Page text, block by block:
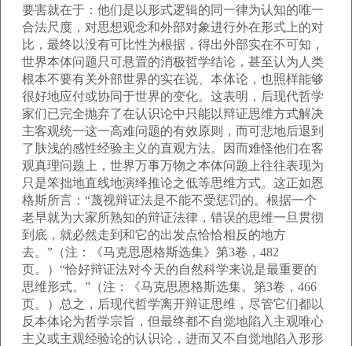
要害就在于：他们是以形式逻辑的同一律为认知的唯一
合法尺度，对思想观念和外部对象进行外在形式上的对
比，最终以没有可比性为根据，得出外部实在不可知，
世界本体问题只可悬置的消极哲学结论，甚至认为人类
根本不要有关外部世界的实在说、本体论，也照样能够
很好地应付或协同于世界的变化。这表明，后现代哲学
家们已完全抛弃了在认识论中只能以辩证思维方式解决
主客观统一这一高难问题的有效原则，而可悲地后退到
了肤浅的感性经验主义的直观方法。因而难怪他们在客
观真理问题上，世界万事万物之本体问题上往往表现为
只是笨拙地直线地演绎推论之低等思维方式。这正如恩
格斯所言：“蔑视辩证法是不能不受惩罚的。根据一个
老早就为大家所熟知的辩证法律，错误的思维一旦贯彻
到底，就必然走到和它的出发点恰恰相反的地方
去。”（注：《马克思恩格斯选集》第3卷，482
页。）“恰好辩证法对今天的自然科学来说是最重要的
思维形式。”（注：《马克思恩格斯选集。第3卷，466
页。）总之，后现代哲学离开辩证思维，尽管它们都以
反本体论为哲学宗旨，但最终都不自觉地陷入主观唯心
主义或主观经验论的认识论，进而又不自觉地陷入形形